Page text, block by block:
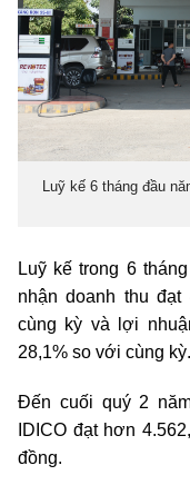
Luỹ kế 6 tháng đầu
Luỹ kế trong 6
nhận doanh thu
cùng kỳ và lợi
28,1% so với cùng kỳ.
Đến cuối quý 2
IDICO đạt hơn
đồng.